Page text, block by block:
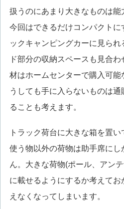
扱うのにあまり大きなものは能
今回はできるだけコンパクトに
ックキャンピングカーに見ら
ド部分の収納スペースも見合
材はホームセンターで購入可
うしても手に入らないものは通
ることも考えます。
トラック荷台に大きな箱を置
使う物以外の荷物は助手席に
ん。大きな荷物(ポール、アン
に載せるようにするか考えて
えなくなってしまいます。